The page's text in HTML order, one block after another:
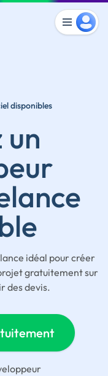
disponibles
un
idéal pour créer
gratuitement sur
des devis.